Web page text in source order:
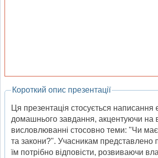
Короткий опис презентації
Ця презентація стосується написання
домашнього завдання, акцентуючи на
висловлюванні стосовно теми: "Чи
та закони?". Учасникам представлено
їм потрібно відповісти, розвиваючи